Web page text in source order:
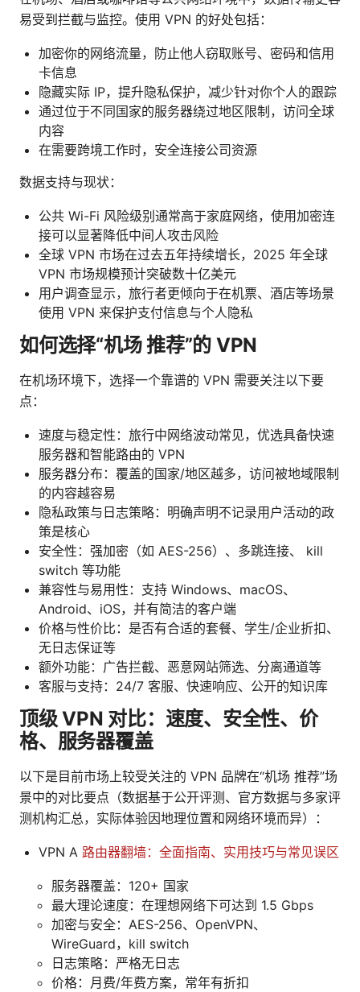
易受到拦截与监控。使用 VPN 的好处包括：
加密你的网络流量，防止他人窃取账号、密码和信用
卡信息
隐藏实际 IP，提升隐私保护，减少针对你个人的跟踪
通过位于不同国家的服务器绕过地区限制，访问全球
内容
在需要跨境工作时，安全连接公司资源
数据支持与现状：
公共 Wi-Fi 风险级别通常高于家庭网络，使用加密连
接可以显著降低中间人攻击风险
全球 VPN 市场在过去五年持续增长，2025 年全球
VPN 市场规模预计突破数十亿美元
用户调查显示，旅行者更倾向于在机票、酒店等场景
使用 VPN 来保护支付信息与个人隐私
如何选择“机场 推荐”的 VPN
在机场环境下，选择一个靠谱的 VPN 需要关注以下要
点：
速度与稳定性：旅行中网络波动常见，优选具备快速
服务器和智能路由的 VPN
服务器分布：覆盖的国家/地区越多，访问被地域限制
的内容越容易
隐私政策与日志策略：明确声明不记录用户活动的政
策是核心
安全性：强加密（如 AES-256）、多跳连接、 kill
switch 等功能
兼容性与易用性：支持 Windows、macOS、
Android、iOS，并有简洁的客户端
价格与性价比：是否有合适的套餐、学生/企业折扣、
无日志保证等
额外功能：广告拦截、恶意网站筛选、分离通道等
客服与支持：24/7 客服、快速响应、公开的知识库
顶级 VPN 对比：速度、安全性、价
格、服务器覆盖
以下是目前市场上较受关注的 VPN 品牌在“机场 推荐”场
景中的对比要点（数据基于公开评测、官方数据与多家评
测机构汇总，实际体验因地理位置和网络环境而异）：
VPN A 路由器翻墙：全面指南、实用技巧与常见误区
服务器覆盖：120+ 国家
最大理论速度：在理想网络下可达到 1.5 Gbps
加密与安全：AES-256、OpenVPN、
WireGuard，kill switch
日志策略：严格无日志
价格：月费/年费方案，常年有折扣